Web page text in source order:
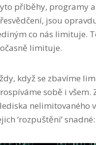
příběhy, programy a
jsou
co nás limituje.
limituje.
když se zbavíme
sobě i všem.
nelimitovaného
‘rozpuštění’ snadné: